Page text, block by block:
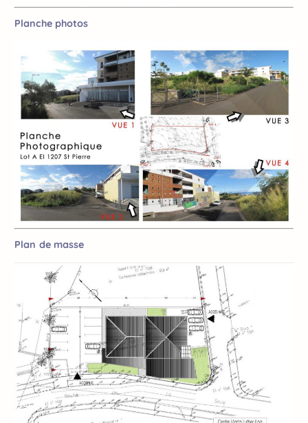
Planche photos
Plan de masse